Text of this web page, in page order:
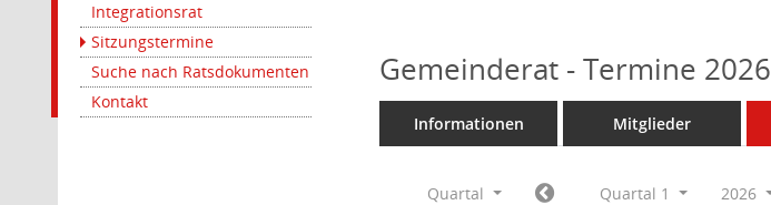
Integrationsrat
Sitzungstermine
Suche nach Ratsdokumenten
Kontakt
Gemeinderat - Termine 2026
Informationen Mitglieder
Quartal Quartal 1 2026